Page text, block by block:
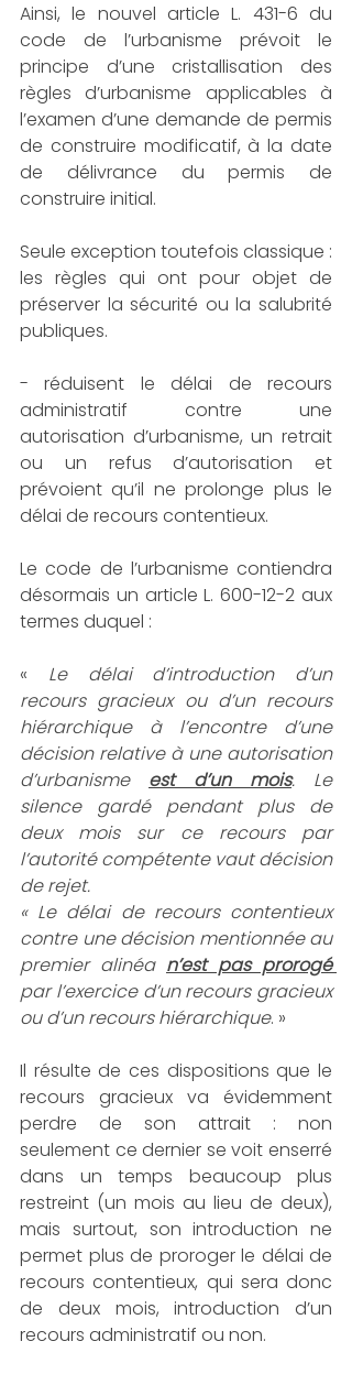
Ainsi, le nouvel article L. 431-6 du
code de l’urbanisme prévoit le
principe d’une cristallisation des
règles d’urbanisme applicables à
l’examen d’une demande de permis
de construire modificatif, à la date
de délivrance du permis de
construire initial.
Seule exception toutefois classique :
les règles qui ont pour objet de
préserver la sécurité ou la salubrité
publiques.
- réduisent le délai de recours
administratif contre une
autorisation d’urbanisme, un retrait
ou un refus d’autorisation et
prévoient qu’il ne prolonge plus le
délai de recours contentieux.
Le code de l’urbanisme contiendra
désormais un article L. 600-12-2 aux
termes duquel :
« Le délai d’introduction d’un
recours gracieux ou d’un recours
hiérarchique à l’encontre d’une
décision relative à une autorisation
d’urbanisme est d’un mois. Le
silence gardé pendant plus de
deux mois sur ce recours par
l’autorité compétente vaut décision
de rejet.
« Le délai de recours contentieux
contre une décision mentionnée au
premier alinéa
n’est pas prorogé
par l’exercice d’un recours gracieux
ou d’un recours hiérarchique. »
Il résulte de ces dispositions que le
recours gracieux va évidemment
perdre de son attrait : non
seulement ce dernier se voit enserré
dans un temps beaucoup plus
restreint (un mois au lieu de deux),
mais surtout, son introduction ne
permet plus de proroger le délai de
recours contentieux, qui sera donc
de deux mois, introduction d’un
recours administratif ou non.